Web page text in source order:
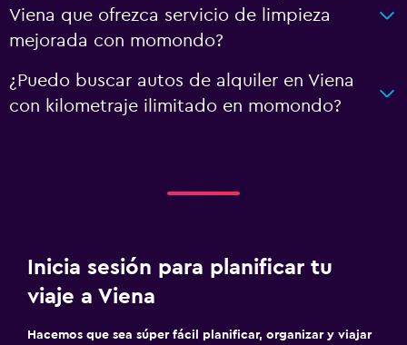
Viena que ofrezca servicio de limpieza
mejorada con momondo?
¿Puedo buscar autos de alquiler en Viena
con kilometraje ilimitado en momondo?
Inicia sesión para planificar tu
viaje a Viena
Hacemos que sea súper fácil planificar, organizar y viajar